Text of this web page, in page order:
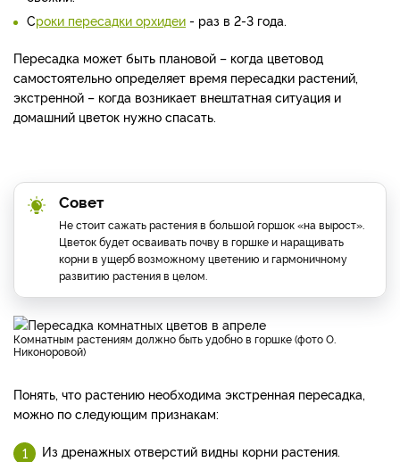
Сроки пересадки орхидеи - раз в 2-3 года.
Пересадка может быть плановой – когда цветовод
самостоятельно определяет время пересадки растений,
экстренной – когда возникает внештатная ситуация и
домашний цветок нужно спасать.
Совет
Не стоит сажать растения в большой горшок «на вырост».
Цветок будет осваивать почву в горшке и наращивать
корни в ущерб возможному цветению и гармоничному
развитию растения в целом.
Комнатным растениям должно быть удобно в горшке (фото О.
Никоноровой)
Понять, что растению необходима экстренная пересадка,
можно по следующим признакам:
Из дренажных отверстий видны корни растения.